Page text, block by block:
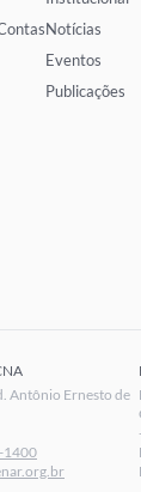
Notícias
Eventos
Publicações
Antônio Ernesto de
1400